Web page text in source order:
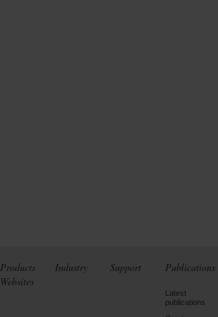
Products
Websites
Industry Support Publications
Latest
publications